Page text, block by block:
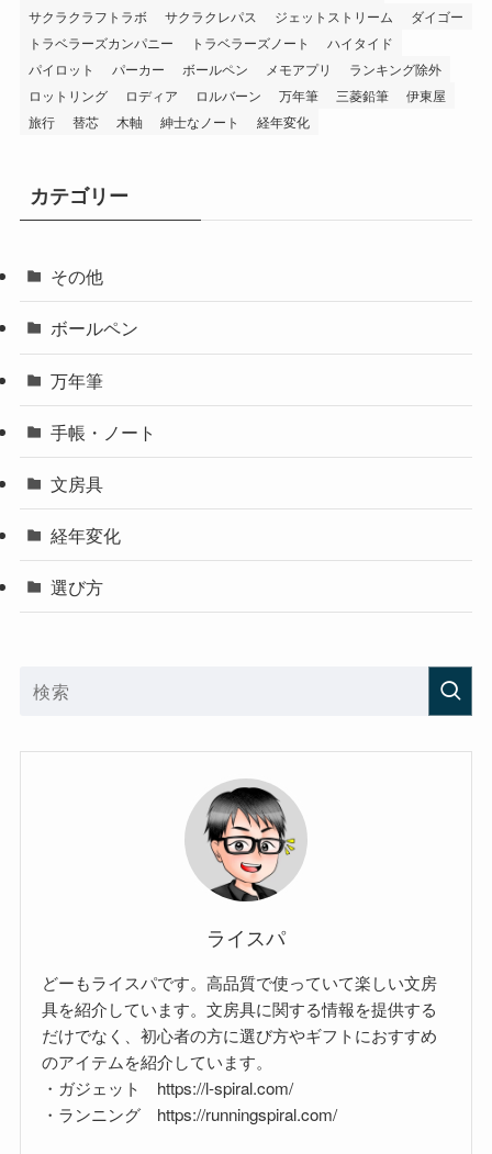
サクラクラフトラボ
サクラクレパス ジェットストリーム
ダイゴー
トラベラーズカンパニー
トラベラーズノート
ハイタイド
パイロット
パーカー ボールペン メモアプリ
ランキング除外
ロットリング
ロディア ロルバーン 万年筆 三菱鉛筆
伊東屋
旅行
替芯 木軸 紳士なノート 経年変化
カテゴリー
その他
ボールペン
万年筆
手帳・ノート
文房具
経年変化
選び方
ライスパ
どーもライスパです。高品質で使っていて楽しい文房
具を紹介しています。文房具に関する情報を提供する
だけでなく、初心者の方に選び方やギフトにおすすめ
のアイテムを紹介しています。
・ガジェット https://l-spiral.com/
・ランニング https://runningspiral.com/